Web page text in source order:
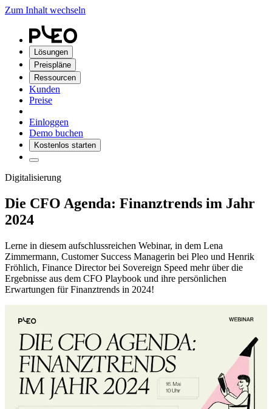
Zum Inhalt wechseln
Lösungen
Preispläne
Ressourcen
Kunden
Preise
Einloggen
Demo buchen
Kostenlos starten
Digitalisierung
Die CFO Agenda: Finanztrends im Jahr
2024
Lerne in diesem aufschlussreichen Webinar, in dem Lena
Zimmermann, Customer Success Managerin bei Pleo und Henrik
Fröhlich, Finance Director bei Sovereign Speed mehr über die
Ergebnisse aus dem CFO Playbook und ihre persönlichen
Erwartungen für Finanztrends in 2024!